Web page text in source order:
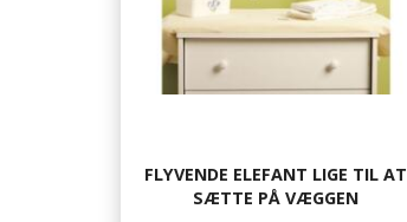
FLYVENDE ELEFANT LIGE TIL AT
SÆTTE PÅ VÆGGEN